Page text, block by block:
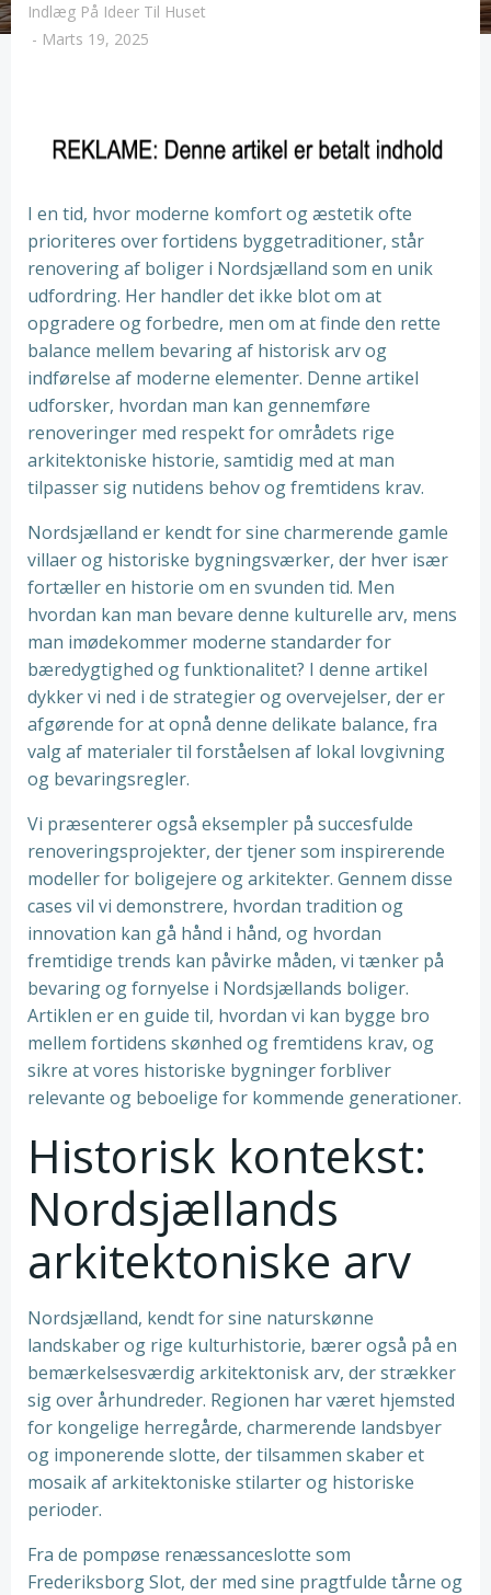
Indlæg På Ideer Til Huset
- Marts 19, 2025
I en tid, hvor moderne komfort og æstetik ofte
prioriteres over fortidens byggetraditioner, står
renovering af boliger i Nordsjælland som en unik
udfordring. Her handler det ikke blot om at
opgradere og forbedre, men om at finde den rette
balance mellem bevaring af historisk arv og
indførelse af moderne elementer. Denne artikel
udforsker, hvordan man kan gennemføre
renoveringer med respekt for områdets rige
arkitektoniske historie, samtidig med at man
tilpasser sig nutidens behov og fremtidens krav.
Nordsjælland er kendt for sine charmerende gamle
villaer og historiske bygningsværker, der hver især
fortæller en historie om en svunden tid. Men
hvordan kan man bevare denne kulturelle arv, mens
man imødekommer moderne standarder for
bæredygtighed og funktionalitet? I denne artikel
dykker vi ned i de strategier og overvejelser, der er
afgørende for at opnå denne delikate balance, fra
valg af materialer til forståelsen af lokal lovgivning
og bevaringsregler.
Vi præsenterer også eksempler på succesfulde
renoveringsprojekter, der tjener som inspirerende
modeller for boligejere og arkitekter. Gennem disse
cases vil vi demonstrere, hvordan tradition og
innovation kan gå hånd i hånd, og hvordan
fremtidige trends kan påvirke måden, vi tænker på
bevaring og fornyelse i Nordsjællands boliger.
Artiklen er en guide til, hvordan vi kan bygge bro
mellem fortidens skønhed og fremtidens krav, og
sikre at vores historiske bygninger forbliver
relevante og beboelige for kommende generationer.
Historisk kontekst:
Nordsjællands
arkitektoniske arv
Nordsjælland, kendt for sine naturskønne
landskaber og rige kulturhistorie, bærer også på en
bemærkelsesværdig arkitektonisk arv, der strækker
sig over århundreder. Regionen har været hjemsted
for kongelige herregårde, charmerende landsbyer
og imponerende slotte, der tilsammen skaber et
mosaik af arkitektoniske stilarter og historiske
perioder.
Fra de pompøse renæssanceslotte som
Frederiksborg Slot, der med sine pragtfulde tårne og